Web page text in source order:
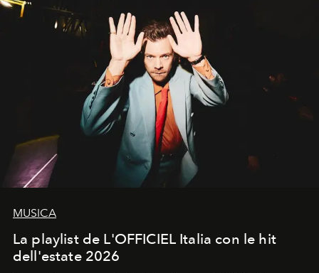
MUSICA
La playlist de L'OFFICIEL Italia con le hit
dell'estate 2026